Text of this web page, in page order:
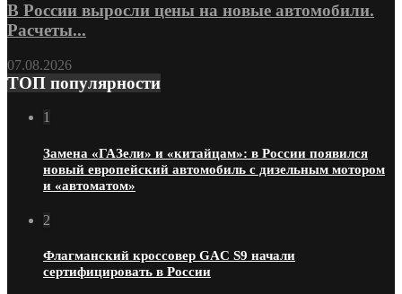
В России выросли цены на новые автомобили.
Расчеты...
07.08.2026
ТОП популярности
1
Замена «ГАЗели» и «китайцам»: в России появился
новый европейский автомобиль с дизельным мотором
и «автоматом»
2
Флагманский кроссовер GAC S9 начали
сертифицировать в России